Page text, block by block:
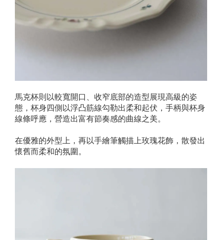
馬克杯則以較寬開口、收窄底部的造型展現高級的姿
態，杯身四側以浮凸筋線勾勒出柔和起伏，手柄與杯身
線條呼應，營造出富有節奏感的曲線之美。
在優雅的外型上，再以手繪筆觸描上玫瑰花飾，散發出
懷舊而柔和的氛圍。